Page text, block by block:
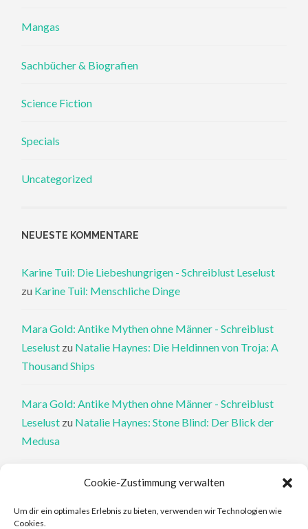
Cookie-Zustimmung verwalten
Um dir ein optimales Erlebnis zu bieten, verwenden wir Technologien wie
Cookies.
Mangas
Sachbücher & Biografien
Science Fiction
Specials
Uncategorized
NEUESTE KOMMENTARE
Karine Tuil: Die Liebeshungrigen - Schreiblust Leselust
zu Karine Tuil: Menschliche Dinge
Mara Gold: Antike Mythen ohne Männer - Schreiblust
Leselust zu Natalie Haynes: Die Heldinnen von Troja: A
Thousand Ships
Mara Gold: Antike Mythen ohne Männer - Schreiblust
Leselust zu Natalie Haynes: Stone Blind: Der Blick der
Medusa
Philippa Perry: Die Therapeutin und ihre Mörder: Dr. Pat
Philippa Perry: Das Buch, von dem du dir wünschst, deine